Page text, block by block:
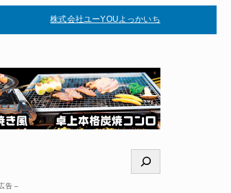
株式会社ユーYOUよっかいち
検
索
告 –